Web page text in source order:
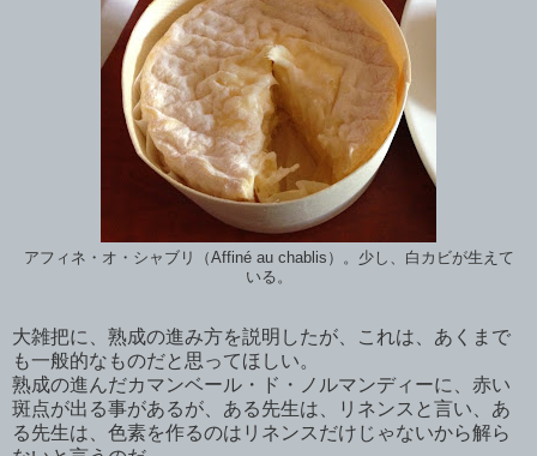
アフィネ・オ・シャブリ（Affiné au chablis）。少し、白カビが生えて
いる。
大雑把に、熟成の進み方を説明したが、これは、あくまで
も一般的なものだと思ってほしい。
熟成の進んだカマンベール・ド・ノルマンディーに、赤い
斑点が出る事があるが、ある先生は、リネンスと言い、あ
る先生は、色素を作るのはリネンスだけじゃないから解ら